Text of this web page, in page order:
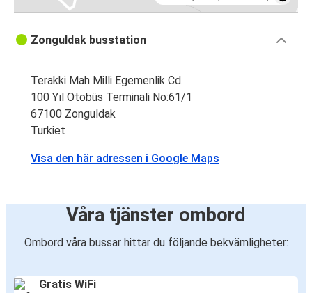
Zonguldak busstation
Terakki Mah Milli Egemenlik Cd.
100 Yıl Otobüs Terminali No:61/1
67100 Zonguldak
Turkiet
Visa den här adressen i Google Maps
Våra tjänster ombord
Ombord våra bussar hittar du följande bekvämligheter:
Gratis WiFi